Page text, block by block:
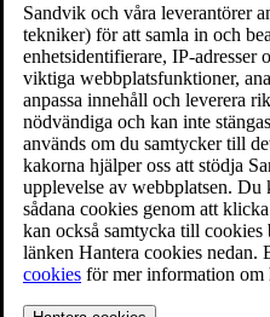
Sandvik och våra leverantörer
tekniker) för att samla in och
enhetsidentifierare, IP-
viktiga webbplatsfunktioner,
anpassa innehåll och leverera
nödvändiga och kan inte
används om du samtycker till
kakorna hjälper oss att stödja
upplevelse av webbplatsen. Du
sådana cookies genom att
kan också samtycka till cookies
länken Hantera cookies nedan.
cookies för mer information om